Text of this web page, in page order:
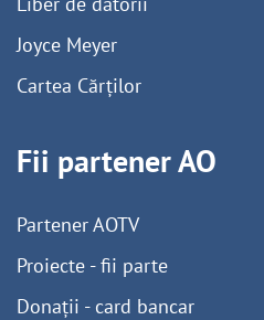
Joyce Meyer
Cartea Cărților
Fii partener AO
Partener AOTV
Proiecte - fii parte
Donații - card bancar